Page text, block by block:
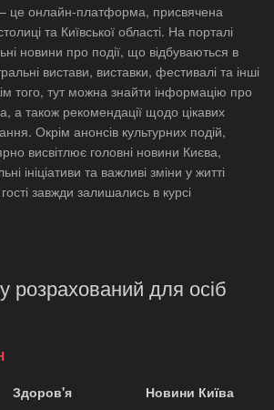
це онлайн-платформа, присвячена
та Київської області. На порталі
новини про події, що відбуваються в
вистави, виставки, фестивалі та інші
того, тут можна знайти інформацію про
а також рекомендації щодо цікавих
Окрім анонсів культурних подій,
висвітлює головні новини Києва,
ініціативи та важливі зміни у житті
завжди залишались в курсі
розрахований для осіб
Здоров'я
Новини Київа